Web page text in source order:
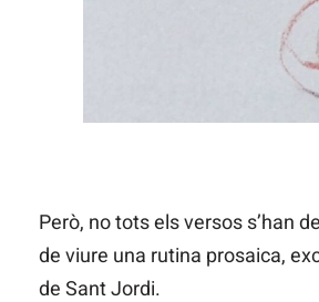
Però, no tots els versos s’han
de viure una rutina prosaica,
de Sant Jordi.